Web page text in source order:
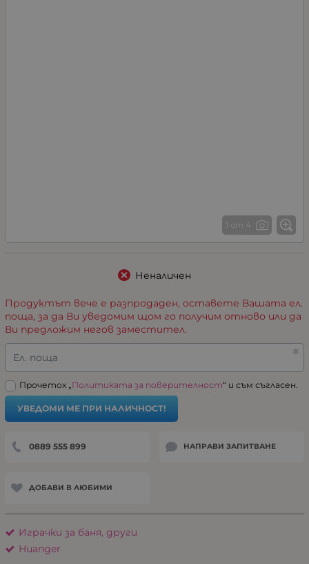
1 от 4
Неналичен
Продуктът вече е разпродаден, оставете Вашата ел.
поща, за да Ви уведомим щом го получим отново или да
Ви предложим негов заместител.
Ел. поща
Прочетох „ Политиката за поверителност“ и съм съгласен.
УВЕДОМИ МЕ ПРИ НАЛИЧНОСТ!
0889 555 899 НАПРАВИ ЗАПИТВАНЕ
ДОБАВИ В ЛЮБИМИ
Играчки за баня, други
Huanger